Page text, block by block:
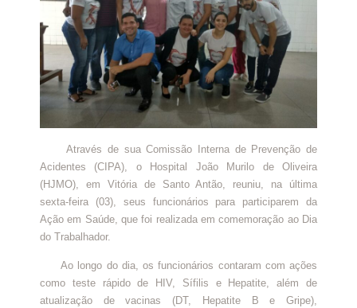
Através de sua Comissão Interna de Prevenção de
Acidentes (CIPA), o Hospital João Murilo de Oliveira
(HJMO), em Vitória de Santo Antão, reuniu, na última
sexta-feira (03), seus funcionários para participarem da
Ação em Saúde, que foi realizada em comemoração ao Dia
do Trabalhador.
Ao longo do dia, os funcionários contaram com ações
como teste rápido de HIV, Sífilis e Hepatite, além de
atualização de vacinas (DT, Hepatite B e Gripe),